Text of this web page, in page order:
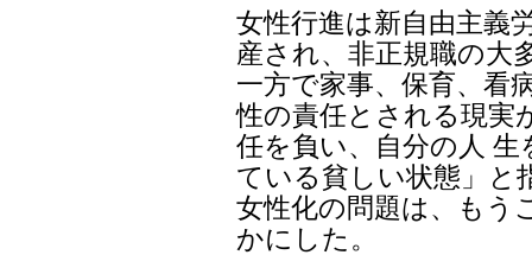
女性行進は新自由主義
産され、非正規職の大
一方で家事、保育、看
性の責任とされる現実
任を負い、自分の人
ている貧しい状態」と
女性化の問題は、もう
かにした。